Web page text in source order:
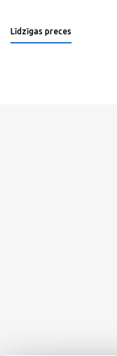
Līdzīgas preces